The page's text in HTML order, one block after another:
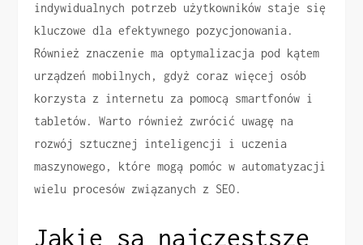
indywidualnych potrzeb użytkowników staje się
kluczowe dla efektywnego pozycjonowania.
Również znaczenie ma optymalizacja pod kątem
urządzeń mobilnych, gdyż coraz więcej osób
korzysta z internetu za pomocą smartfonów i
tabletów. Warto również zwrócić uwagę na
rozwój sztucznej inteligencji i uczenia
maszynowego, które mogą pomóc w automatyzacji
wielu procesów związanych z SEO.
Jakie są najczęstsze